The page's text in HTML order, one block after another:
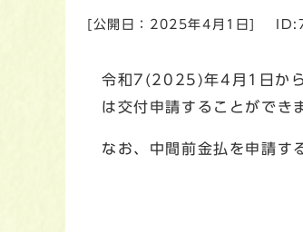
[公開日： 2025年4月1日
令和7(2025)年4月1日から
は交付申請することができ
なお、中間前金払を申請す